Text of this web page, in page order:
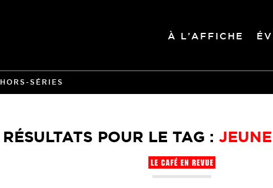
À L’AFFICHE
HORS-SÉRIES
RÉSULTATS POUR LE TAG :